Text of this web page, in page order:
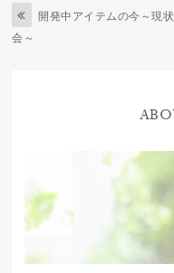
開発中アイテムの今～現
会～